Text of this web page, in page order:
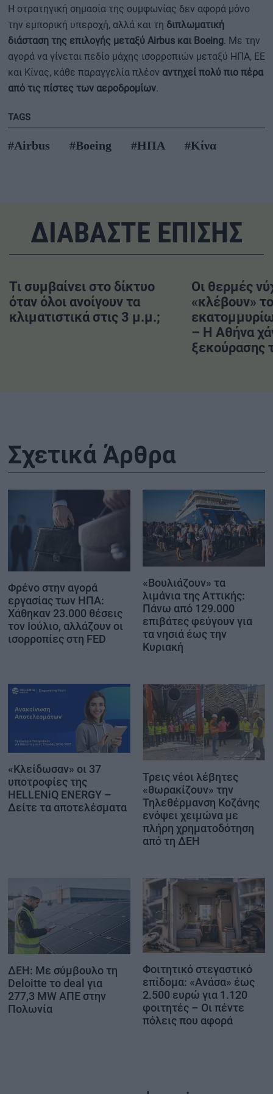
Η στρατηγική σημασία της συμφωνίας δεν αφορά μόνο
την εμπορική υπεροχή, αλλά και τη διπλωματική
διάσταση της επιλογής μεταξύ Airbus και Boeing. Με την
αγορά να γίνεται πεδίο μάχης ισορροπιών μεταξύ ΗΠΑ, ΕΕ
και Κίνας, κάθε παραγγελία πλέον αντηχεί πολύ πιο πέρα
από τις πίστες των αεροδρομίων.
TAGS
#Airbus #Boeing #ΗΠΑ #Κίνα
ΔΙΑΒΑΣΤΕ ΕΠΙΣΗΣ
Τι συμβαίνει στο δίκτυο
όταν όλοι ανοίγουν τα
κλιματιστικά στις 3 μ.μ.;
Οι θερμές
«κλέβουν»
– Η Αθήνα
ξεκούρασης
Σχετικά Άρθρα
Φρένο στην αγορά
εργασίας των ΗΠΑ:
Χάθηκαν 23.000 θέσεις
τον Ιούλιο, αλλάζουν οι
ισορροπίες στη FED
«Βουλιάζουν» τα
λιμάνια της Αττικής:
Πάνω από 129.000
επιβάτες φεύγουν για
τα νησιά έως την
Κυριακή
«Κλείδωσαν» οι 37
υποτροφίες της
HELLENiQ ENERGY –
Δείτε τα αποτελέσματα
Τρεις νέοι λέβητες
«θωρακίζουν» την
Τηλεθέρμανση Κοζάνης
ενόψει χειμώνα με
πλήρη χρηματοδότηση
από τη ΔΕΗ
ΔΕΗ: Με σύμβουλο τη
Deloitte το deal για
277,3 MW ΑΠΕ στην
Πολωνία
Φοιτητικό στεγαστικό
επίδομα: «Ανάσα» έως
2.500 ευρώ για 1.120
φοιτητές – Οι πέντε
πόλεις που αφορά